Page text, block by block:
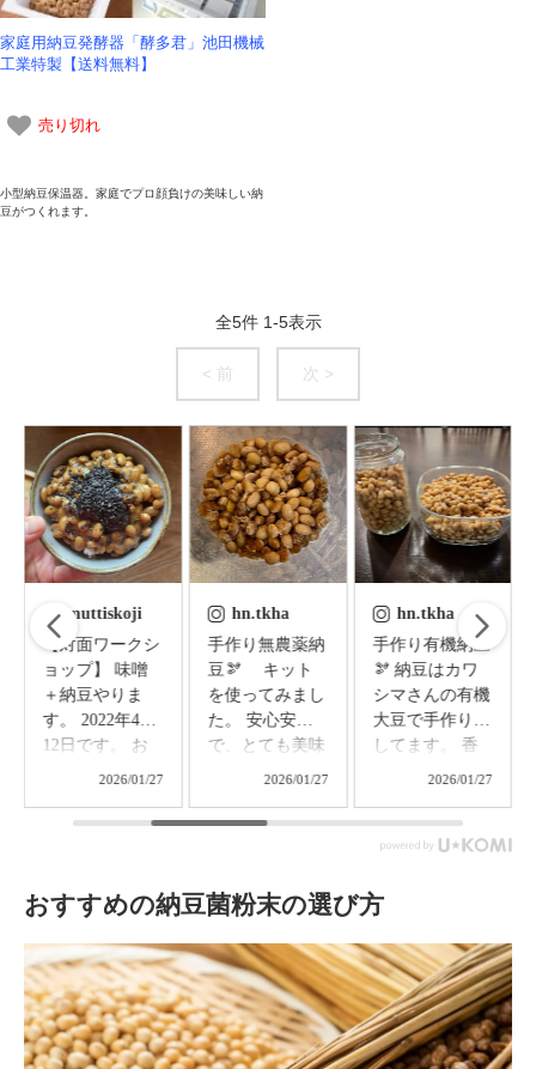
家庭用納豆発酵器「酵多君」池田機械
工業特製【送料無料】
売り切れ
小型納豆保温器。家庭でプロ顔負けの美味しい納
豆がつくれます。
全5件 1-5表示
< 前 次 >
muttiskoji
【対面ワークシ
ョップ】 味噌
＋納豆やりま
す。 2022年4月
12日です。 お
はようございま
し作業も済んだ
朝食の王道✴︎納
豆かけご飯❤️
黒麹甘酒にすり
黒胡麻のせ お
醤油とメープル
シロップも忘れ
ません✨ 2022年
2026/01/27
hn.tkha
手作り無農薬納
豆🫘 キット
を使ってみまし
た。 安心安全
で、とても美味
しいです。お気
をかけて食べま
も好評です。
少し粘りが弱か
ったので、次回
はもう少し発酵
させてみようと
思います。 #カ
ワシマ #佐々長
2026/01/27
hn.tkha
手作り有機納豆
🫘 納豆はカワ
シマさんの有機
大豆で手作りを
してます。 香
りが優しく、タ
のお醤油を使う
のが好きです。
有機野菜 #wash
oku #japanesefoo
d #japan #マカ
ロニメイト #和
食 #くっきんぐ
らむ#デリスタ
グラマー #豊か
2026/01/27
おすすめの納豆菌粉末の選び方